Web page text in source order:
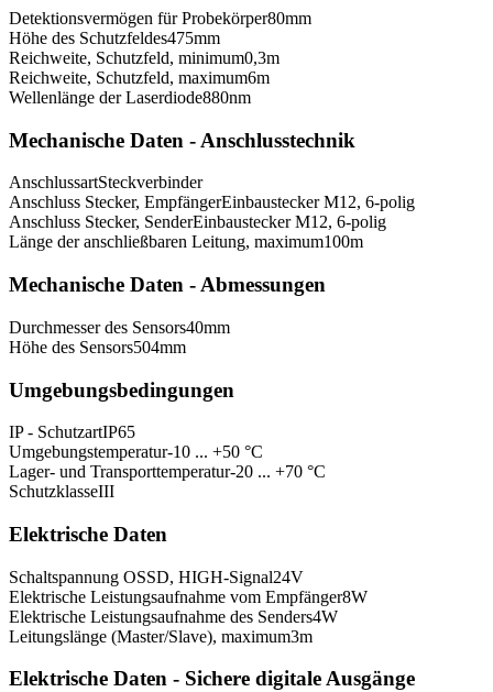
Detektionsvermögen für Probekörper80mm
Höhe des Schutzfeldes475mm
Reichweite, Schutzfeld, minimum0,3m
Reichweite, Schutzfeld, maximum6m
Wellenlänge der Laserdiode880nm
Mechanische Daten - Anschlusstechnik
AnschlussartSteckverbinder
Anschluss Stecker, EmpfängerEinbaustecker M12, 6-polig
Anschluss Stecker, SenderEinbaustecker M12, 6-polig
Länge der anschließbaren Leitung, maximum100m
Mechanische Daten - Abmessungen
Durchmesser des Sensors40mm
Höhe des Sensors504mm
Umgebungsbedingungen
IP - SchutzartIP65
Umgebungstemperatur-10 ... +50 °C
Lager- und Transporttemperatur-20 ... +70 °C
SchutzklasseIII
Elektrische Daten
Schaltspannung OSSD, HIGH-Signal24V
Elektrische Leistungsaufnahme vom Empfänger8W
Elektrische Leistungsaufnahme des Senders4W
Leitungslänge (Master/Slave), maximum3m
Elektrische Daten - Sichere digitale Ausgänge